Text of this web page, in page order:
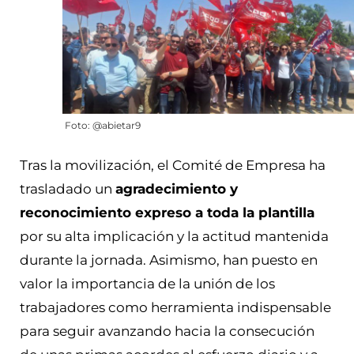
Foto: @abietar9
Tras la movilización, el Comité de Empresa ha
trasladado un agradecimiento y
reconocimiento expreso a toda la plantilla
por su alta implicación y la actitud mantenida
durante la jornada. Asimismo, han puesto en
valor la importancia de la unión de los
trabajadores como herramienta indispensable
para seguir avanzando hacia la consecución